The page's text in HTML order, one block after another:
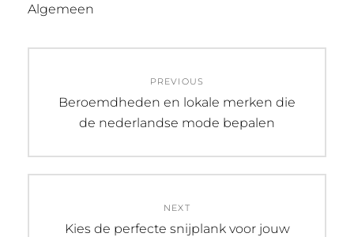
Algemeen
navigation
PREVIOUS
Previous
post:
Beroemdheden en lokale merken die
de nederlandse mode bepalen
NEXT
Next
Kies de perfecte snijplank voor jouw